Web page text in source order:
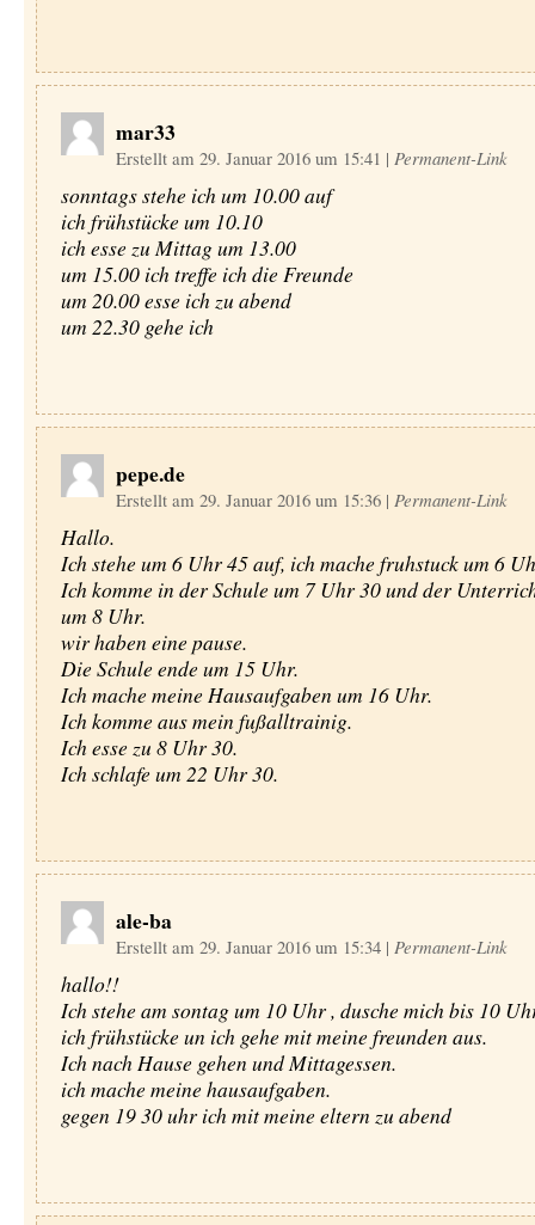
mar33
Erstellt am 29. Januar 2016 um 15:41 | Permanent-Link
sonntags stehe ich um 10.00 auf
ich frühstücke um 10.10
ich esse zu Mittag um 13.00
um 15.00 ich treffe ich die Freunde
um 20.00 esse ich zu abend
um 22.30 gehe ich
pepe.de
Erstellt am 29. Januar 2016 um 15:36 | Permanent-Link
Hallo.
Ich stehe um 6 Uhr 45 auf, ich mache fruhstuck um 6
Ich komme in der Schule um 7 Uhr 30 und der
um 8 Uhr.
wir haben eine pause.
Die Schule ende um 15 Uhr.
Ich mache meine Hausaufgaben um 16 Uhr.
Ich komme aus mein fußalltrainig.
Ich esse zu 8 Uhr 30.
Ich schlafe um 22 Uhr 30.
ale-ba
Erstellt am 29. Januar 2016 um 15:34 | Permanent-Link
hallo!!
Ich stehe am sontag um 10 Uhr , dusche mich bis 10
ich frühstücke un ich gehe mit meine freunden aus.
Ich nach Hause gehen und Mittagessen.
ich mache meine hausaufgaben.
gegen 19 30 uhr ich mit meine eltern zu abend